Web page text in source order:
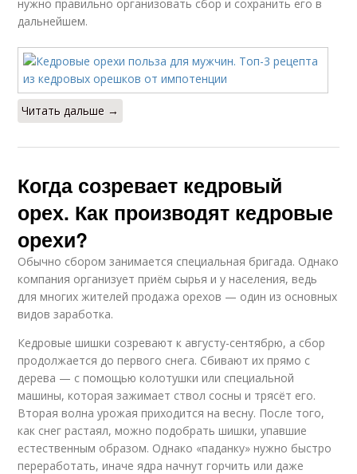
нужно правильно организовать сбор и сохранить его в
дальнейшем.
Читать дальше →
Когда созревает кедровый
орех. Как производят кедровые
орехи?
Обычно сбором занимается специальная бригада. Однако
компания организует приём сырья и у населения, ведь
для многих жителей продажа орехов — один из основных
видов заработка.
Кедровые шишки созревают к августу-сентябрю, а сбор
продолжается до первого снега. Сбивают их прямо с
дерева — с помощью колотушки или специальной
машины, которая зажимает ствол сосны и трясёт его.
Вторая волна урожая приходится на весну. После того,
как снег растаял, можно подобрать шишки, упавшие
естественным образом. Однако «паданку» нужно быстро
переработать, иначе ядра начнут горчить или даже